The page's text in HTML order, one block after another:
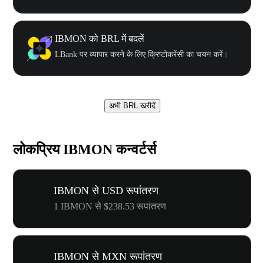
IBMON को BRL में बदलें
LBank पर व्यापार करने के लिए क्रिप्टोकरेंसी का चयन करें।
अभी BRL खरीदें
लोकप्रिय IBMON कन्वर्टर्स
IBMON से USD रूपांतरण
1 IBMON से $238.53 रूपांतरण
IBMON से MXN रूपांतरण